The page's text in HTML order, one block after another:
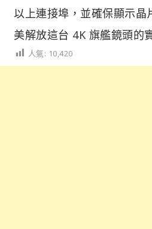
以上連接埠，並確保顯示晶
美解放這台 4K 旗艦鏡頭的
人氣: 10,420